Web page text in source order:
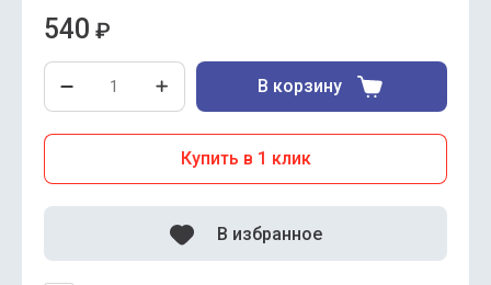
540 ₽
В корзину
Купить в 1 клик
В избранное